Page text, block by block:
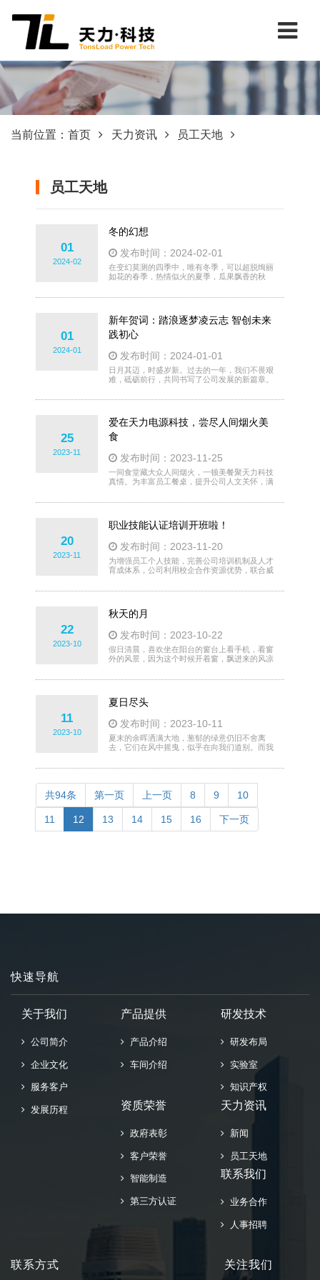
当前位置： 首页 天力资讯 员工天地
员工天地
01
2024-02
冬的幻想
发布时间：2024-02-01
在变幻莫测的四季中，唯有冬季，可以超脱绚丽
如花的春季，热情似火的夏季，瓜果飘香的秋
裹放的大地下，孕育着生机和希望，在时间中傲
然前行。进入冬天的变化先从风开始，寒风在街
道、在田野、在山间狂奔，卷走了大地上的花
草，掠走了天空上的雁阵。呼啸的风映衬着冰冷
的空气，使挣扎着挂在枝头的
01
2024-01
新年贺词：踏浪逐梦凌云志 智创未来
践初心
发布时间：2024-01-01
日月其迈，时盛岁新。过去的一年，我们不畏艰
难，砥砺前行，共同书写了公司发展的新篇章。
公司发展的各级主管部门、客户、合作伙伴致以
的经济全面复苏并未如期而至，企业面临的经营
环境愈发严峻。每一位天力人迎难而上，以愚公
之志赴未来之约。这一年，我们在数转智改上实
现了标杆引领，先后获评国家级工业互联网试点
示范项目、山东省智能
25
2023-11
爱在天力电源科技，尝尽人间烟火美
食
发布时间：2023-11-25
一间食堂藏大众人间烟火，一顿美餐聚天力科技
真情。为丰富员工餐桌，提升公司人文关怀，满
们跟随着美食的香味走进职工餐厅。各色美食映
入眼帘，板栗烧排骨、千丝万缕虾、素炒山药、
饼、红薯等，让人垂涎三尺，大快朵颐。本次美
食节，除了常规的饭菜外
20
2023-11
职业技能认证培训开班啦！
发布时间：2023-11-20
为增强员工个人技能，完善公司培训机制及人才
育成体系，公司利用校企合作资源优势，联合威
身专业的不足，并希望学员们能够学以致用，在
工作中充分发挥专业特长。随后，威海技师汪健
势》。本次技能提升培训开设“电子商务”、“电
子专用设备装调工
22
2023-10
秋天的月
发布时间：2023-10-22
假日清晨，喜欢坐在阳台的窗台上看手机，看窗
外的风景，因为这个时候开着窗，飘进来的风凉
世界的点点滴滴。我喜欢在这个时候打开窗户，
让清新的微风拂过脸颊，带着一丝凉意，让我在
窗外的风景，是我生活中最美的画卷。看那金黄
的稻田，在阳光下波光粼
11
2023-10
夏日尽头
发布时间：2023-10-11
夏末的余晖洒满大地，葱郁的绿意仍旧不舍离
去，它们在风中摇曳，似乎在向我们道别。而我
留下的足迹和感悟，是时光的见证。四季更迭，
我们走过春的繁花、夏的绿意、秋的金黄和冬的
洁白。每个季节都有其独特的美丽，而我们的心
朋友，如同这四季的守候，
共94条 第一页 上一页 8 9 10
11 12 13 14 15 16 下一页
快速导航
关于我们
公司简介
企业文化
服务客户
发展历程
产品提供
产品介绍
车间介绍
研发技术
研发布局
实验室
知识产权
资质荣誉
政府表彰
客户荣誉
智能制造
第三方认证
天力资讯
新闻
员工天地
联系我们
业务合作
人事招聘
联系方式 关注我们